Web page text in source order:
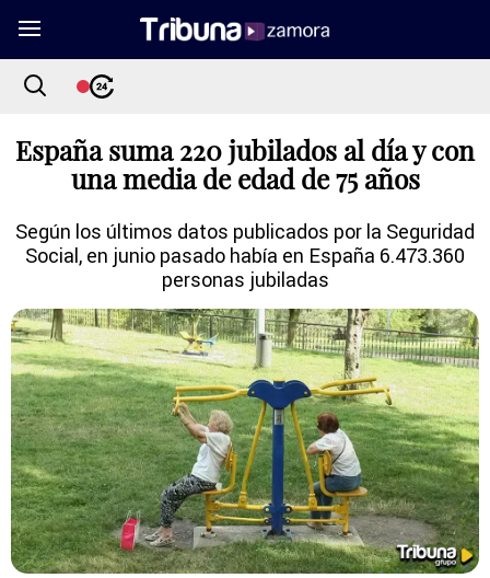
España suma 220 jubilados al día y con
una media de edad de 75 años
Según los últimos datos publicados por la Seguridad
Social, en junio pasado había en España 6.473.360
personas jubiladas